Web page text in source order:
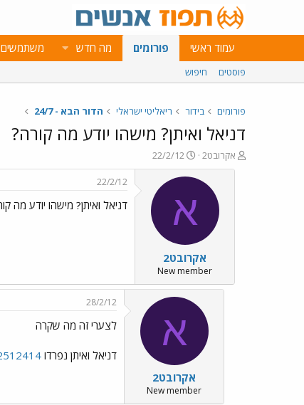
עמוד ראשי פורומים מה חדש משתמשים
פוסטים חיפוש
פורומים בידור ריאליטי ישראלי הדור הבא - 24/7
דניאל ואיתן? מישהו יודע מה קורה?
פ
ו
אקרובט2
פ
ו
ר
ם
ב
א
ר
י
ך
22/2/12
א
אקרובט2
New member
22/2/12
דניאל ואיתן? מישהו יודע מה
א
אקרובט2
New member
28/2/12
לצערי זה מה שקרה
דניאל ואיתן נפרדו